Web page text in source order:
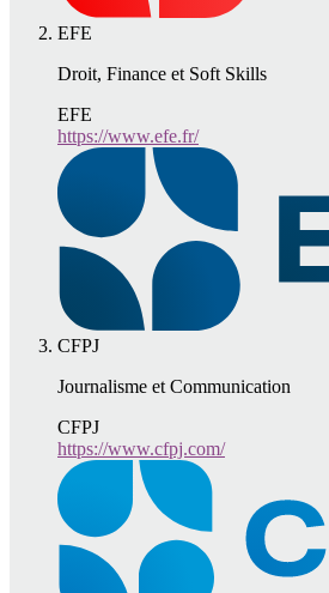
EFE
Droit, Finance et Soft Skills
EFE
https://www.efe.fr/
CFPJ
Journalisme et Communication
CFPJ
https://www.cfpj.com/